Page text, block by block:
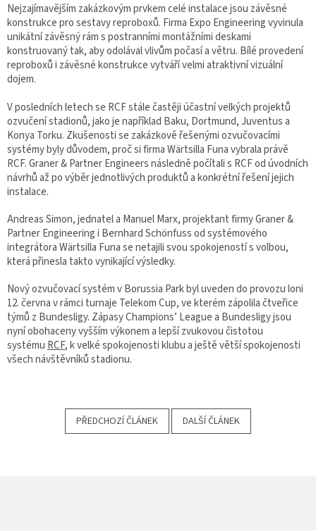
Nejzajímavějším zakázkovým prvkem celé instalace jsou závěsné
konstrukce pro sestavy reproboxů. Firma Expo Engineering vyvinula
unikátní závěsný rám s postranními montážními deskami
konstruovaný tak, aby odolával vlivům počasí a větru. Bílé provedení
reproboxů i závěsné konstrukce vytváří velmi atraktivní vizuální
dojem.
V posledních letech se RCF stále častěji účastní velkých projektů
ozvučení stadionů, jako je například Baku, Dortmund, Juventus a
Konya Torku. Zkušenosti se zakázkově řešenými ozvučovacími
systémy byly důvodem, proč si firma Wärtsilla Funa vybrala právě
RCF. Graner & Partner Engineers následně počítali s RCF od úvodních
návrhů až po výběr jednotlivých produktů a konkrétní řešení jejich
instalace.
Andreas Simon, jednatel a Manuel Marx, projektant firmy Graner &
Partner Engineering i Bernhard Schönfuss od systémového
integrátora Wärtsilla Funa se netajili svou spokojeností s volbou,
která přinesla takto vynikající výsledky.
Nový ozvučovací systém v Borussia Park byl uveden do provozu loni
12. června v rámci turnaje Telekom Cup, ve kterém zápolila čtveřice
týmů z Bundesligy. Zápasy Champions’ League a Bundesligy jsou
nyní obohaceny vyšším výkonem a lepší zvukovou čistotou
systému RCF, k velké spokojenosti klubu a ještě větší spokojenosti
všech návštěvníků stadionu.
PŘEDCHOZÍ ČLÁNEK DALŠÍ ČLÁNEK